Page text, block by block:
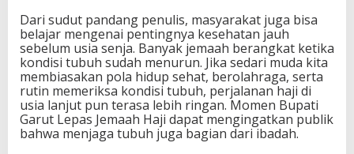
Dari sudut pandang penulis, masyarakat juga bisa
belajar mengenai pentingnya kesehatan jauh
sebelum usia senja. Banyak jemaah berangkat ketika
kondisi tubuh sudah menurun. Jika sedari muda kita
membiasakan pola hidup sehat, berolahraga, serta
rutin memeriksa kondisi tubuh, perjalanan haji di
usia lanjut pun terasa lebih ringan. Momen Bupati
Garut Lepas Jemaah Haji dapat mengingatkan publik
bahwa menjaga tubuh juga bagian dari ibadah.